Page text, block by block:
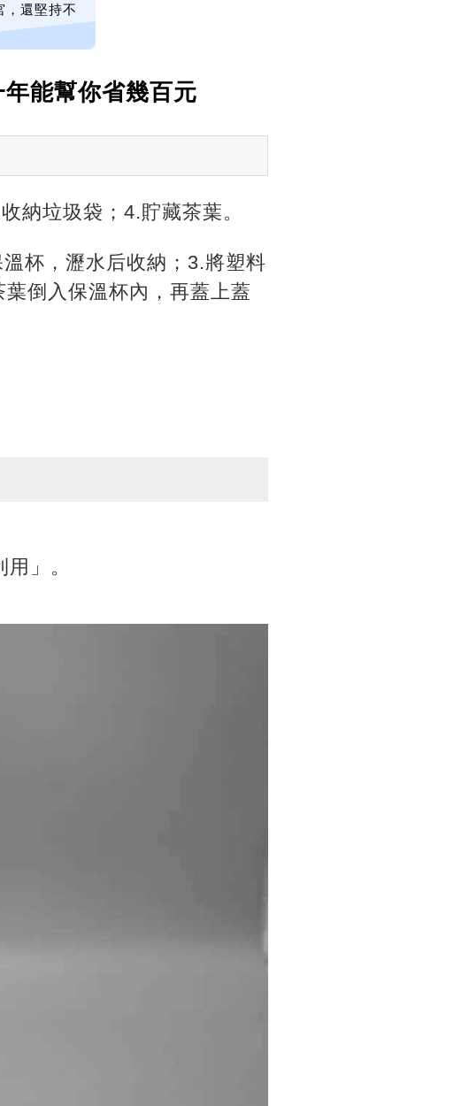
，還堅持不
能幫你省幾百元
納垃圾袋；4.貯藏茶葉。
杯，瀝水后收納；3.將塑料
倒入保溫杯內，再蓋上蓋
」。